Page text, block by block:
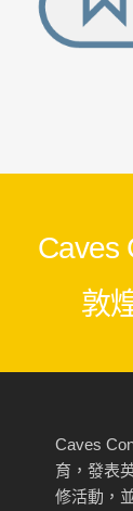
Caves
敦
Caves
育，發表
修活動，